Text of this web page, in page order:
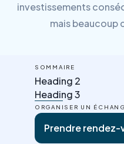
investissements
mais beaucoup
SOMMAIRE
Heading 2
Heading 3
ORGANISER UN
Prendre rendez-